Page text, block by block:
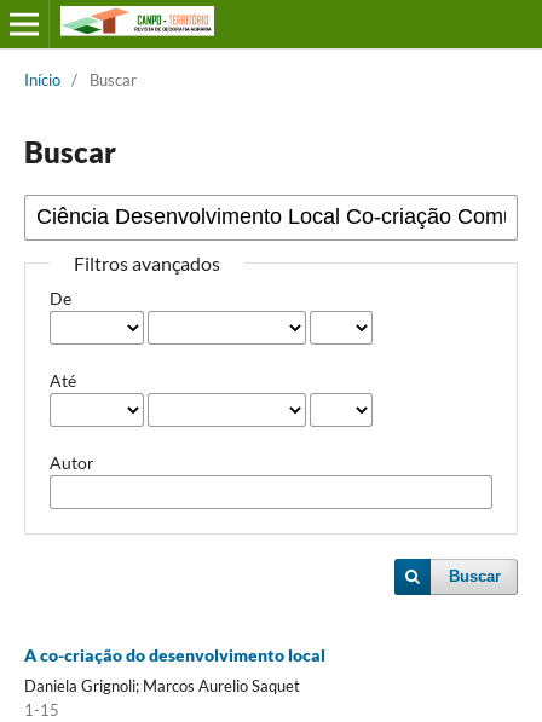
Início / Buscar
Buscar
Filtros avançados
De
Até
Autor
Buscar
A co-criação do desenvolvimento local
Daniela Grignoli; Marcos Aurelio Saquet
1-15